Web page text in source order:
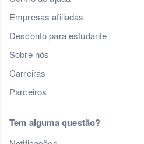
Empresas afiliadas
Desconto para estudante
Sobre nós
Carreiras
Parceiros
Tem alguma questão?